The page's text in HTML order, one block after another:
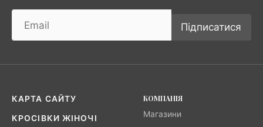
Підписатися
КАРТА САЙТУ
КРОСІВКИ ЖІНОЧІ
КОМПАНІЯ
Магазини